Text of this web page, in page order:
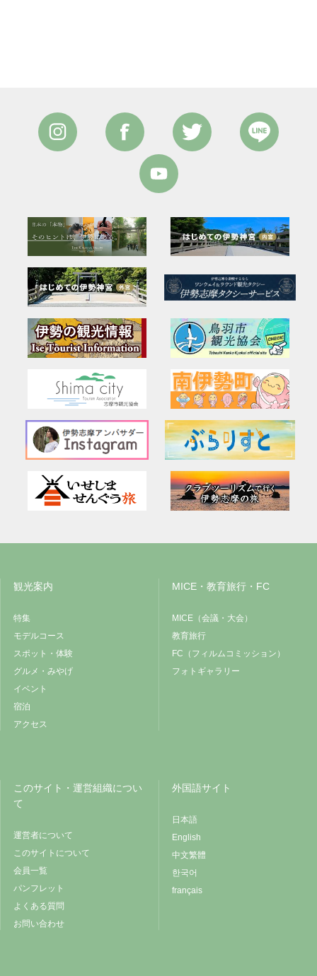
観光案内
特集
モデルコース
スポット・体験
グルメ・みやげ
イベント
宿泊
アクセス
MICE・教育旅行・FC
MICE（会議・大会）
教育旅行
FC（フィルムコミッション）
フォトギャラリー
このサイト・運営組織につい
て
運営者について
このサイトについて
会員一覧
パンフレット
よくある質問
お問い合わせ
外国語サイト
日本語
English
中文繁體
한국어
français